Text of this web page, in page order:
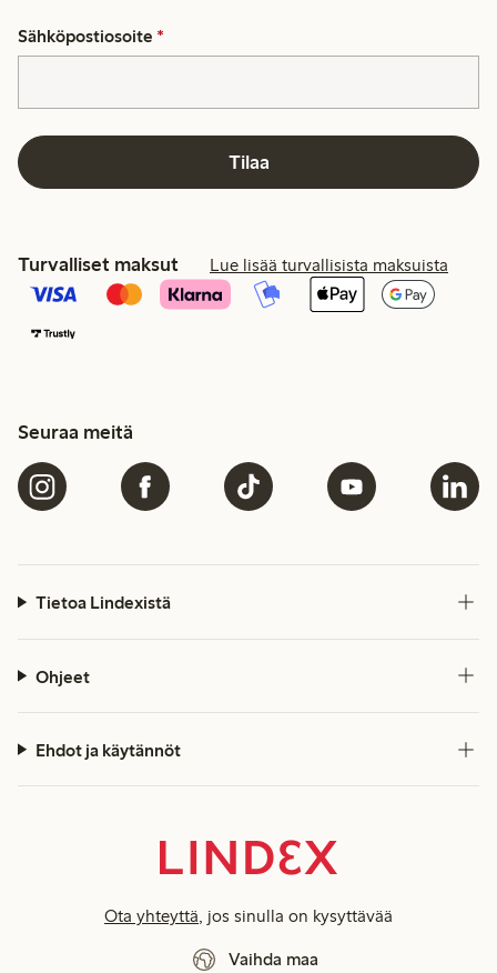
Sähköpostiosoite *
Tilaa
Turvalliset maksut Lue lisää turvallisista maksuista
Seuraa meitä
Tietoa Lindexistä
Ohjeet
Ehdot ja käytännöt
Ota yhteyttä, jos sinulla on kysyttävää
Vaihda maa